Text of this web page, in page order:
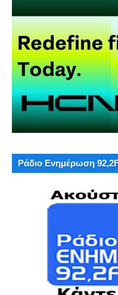
Ράδιο Ενημέρωση